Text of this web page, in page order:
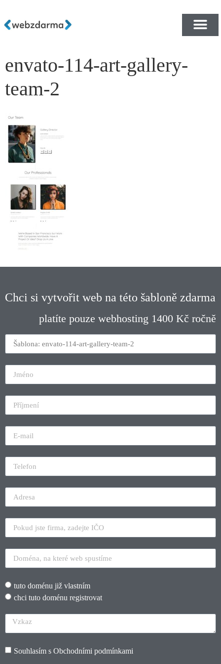
envato-114-art-gallery-
team-2
Chci si vytvořit web na této šabloně zdarma
platíte pouze webhosting 1400 Kč ročně
tuto doménu již vlastním
chci tuto doménu registrovat
Souhlasím s Obchodními podmínkami